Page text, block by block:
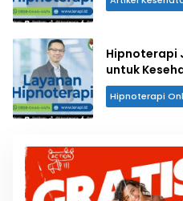
Hipnoterapi
untuk
Hipnoterapi